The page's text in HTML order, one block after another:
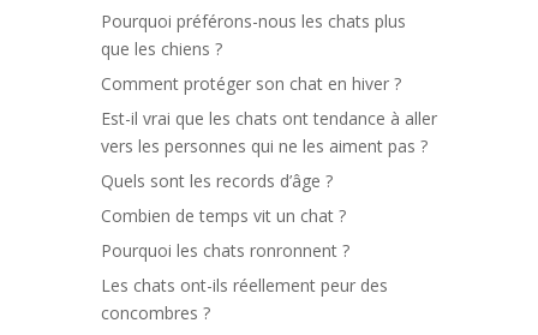
Pourquoi préférons-nous les chats plus
que les chiens ?
Comment protéger son chat en hiver ?
Est-il vrai que les chats ont tendance à aller
vers les personnes qui ne les aiment pas ?
Quels sont les records d’âge ?
Combien de temps vit un chat ?
Pourquoi les chats ronronnent ?
Les chats ont-ils réellement peur des
concombres ?